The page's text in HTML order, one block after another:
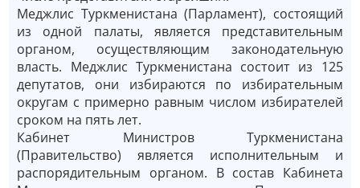
Меджлис Туркменистана (Парламент), состоящий
из одной палаты, является представительным
органом, осуществляющим законодательную
власть. Меджлис Туркменистана состоит из 125
депутатов, они избираются по избирательным
округам с примерно равным числом избирателей
сроком на пять лет.
Кабинет Министров Туркменистана
(Правительство) является исполнительным и
распорядительным органом. В состав Кабинета